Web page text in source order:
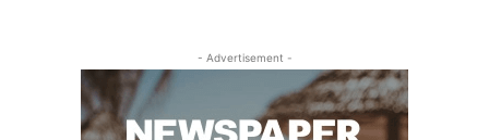
- Advertisement -